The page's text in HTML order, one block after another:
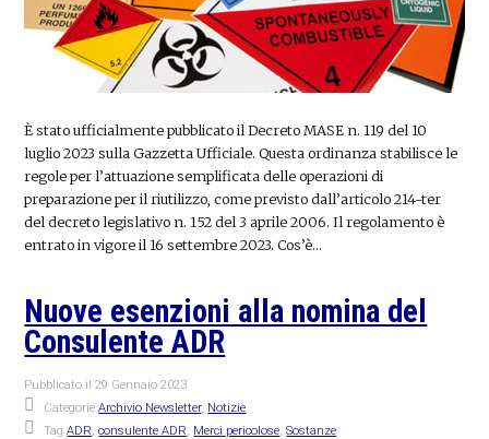
È stato ufficialmente pubblicato il Decreto MASE n. 119 del 10
luglio 2023 sulla Gazzetta Ufficiale. Questa ordinanza stabilisce le
regole per l’attuazione semplificata delle operazioni di
preparazione per il riutilizzo, come previsto dall’articolo 214-ter
del decreto legislativo n. 152 del 3 aprile 2006. Il regolamento è
entrato in vigore il 16 settembre 2023. Cos’è…
Nuove esenzioni alla nomina del
Consulente ADR
Pubblicato il29 Gennaio 2023
CategorieArchivio Newsletter, Notizie
TagADR ,consulente ADR Merci pericolose ,Sostanze